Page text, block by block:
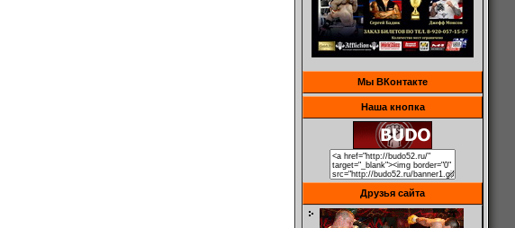
Мы ВКонтакте
Наша кнопка
Друзья сайта